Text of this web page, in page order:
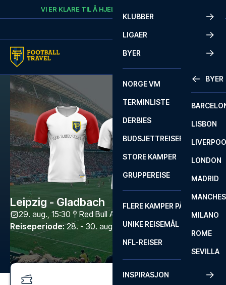
Skip to contentVI ER KLARE TIL Å HJELPE
KLUBBER
LIGAER
BYER
BYER
LISBON
LONDON
MADRID
MILANO
ROME
SEVILLA
NORGE VM
TERMINLISTE
DERBIES
BUDSJETTREISER
STORE KAMPER
GRUPPEREISE
FLERE KAMPER PÅ ÉN REISE
UNIKE REISEMÅL
NFL-REISER
INSPIRASJON
Leipzig - Gladbach
29. aug., 15:30 Red Bull Arena Leipzig
Reiseperiode: 28. - 30. aug. 2026